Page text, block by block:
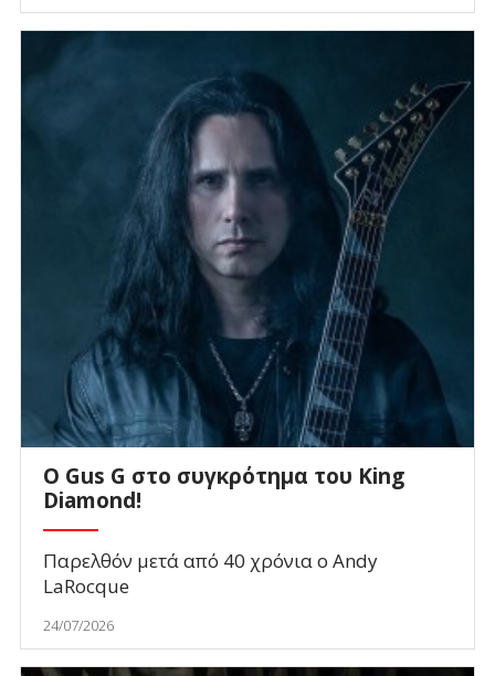
O Gus G στο συγκρότημα του King
Diamond!
Παρελθόν μετά από 40 χρόνια ο Andy
LaRocque
24/07/2026